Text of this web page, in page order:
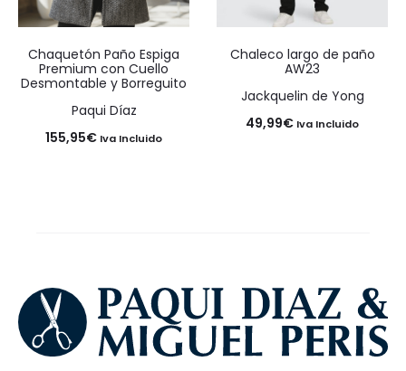
Chaquetón Paño Espiga
Premium con Cuello
Desmontable y Borreguito
Paqui Díaz
155,95€ Iva Incluido
Chaleco largo de paño
AW23
Jackquelin de Yong
49,99€ Iva Incluido